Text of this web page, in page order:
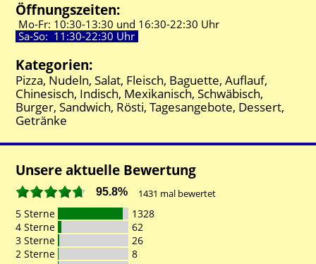
Öffnungszeiten:
Mo-Fr: 10:30-13:30 und 16:30-22:30 Uhr
Sa-So: 11:30-22:30 Uhr
Kategorien:
Pizza, Nudeln, Salat, Fleisch, Baguette, Auflauf,
Chinesisch, Indisch, Mexikanisch, Schwäbisch,
Burger, Sandwich, Rösti, Tagesangebote, Dessert,
Getränke
Unsere aktuelle Bewertung
95.8% 1431 mal bewertet
5 Sterne
1328
4 Sterne
62
3 Sterne
26
2 Sterne
8